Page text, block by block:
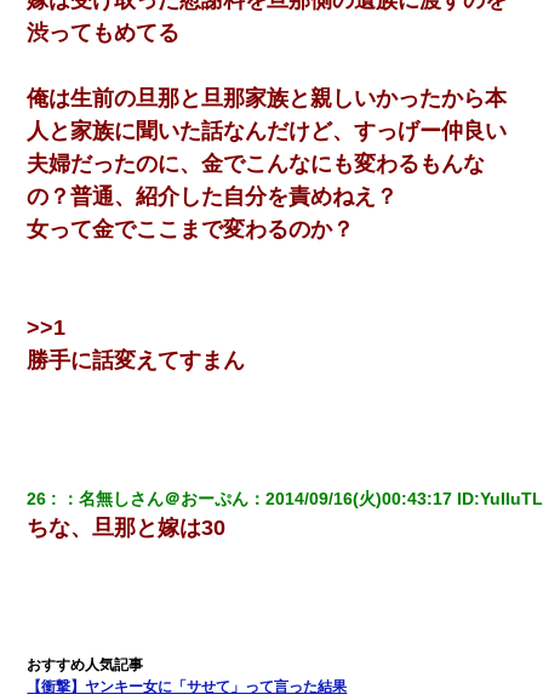
渋ってもめてる
俺は生前の旦那と旦那家族と親しいかったから本
人と家族に聞いた話なんだけど、すっげー仲良い
夫婦だったのに、金でこんなにも変わるもんな
の？普通、紹介した自分を責めねえ？
女って金でここまで変わるのか？
>>1
勝手に話変えてすまん
26 ：名無しさん＠おーぷん ：2014/09/16(火)00:43:17 ID:
ちな、旦那と嫁は30
【衝撃】ヤンキー女に「サせて」って言った結果